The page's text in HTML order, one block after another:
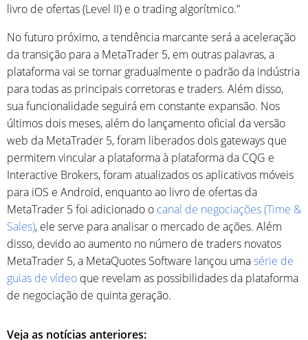
livro de ofertas (Level II) e o trading algorítmico."
No futuro próximo, a tendência marcante será a aceleração
da transição para a MetaTrader 5, em outras palavras, a
plataforma vai se tornar gradualmente o padrão da indústria
para todas as principais corretoras e traders. Além disso,
sua funcionalidade seguirá em constante expansão. Nos
últimos dois meses, além do lançamento oficial da versão
web da MetaTrader 5, foram liberados dois gateways que
permitem vincular a plataforma à plataforma da CQG e
Interactive Brokers, foram atualizados os aplicativos móveis
para iOS e Android, enquanto ao livro de ofertas da
MetaTrader 5 foi adicionado o canal de negociações (Time &
Sales), ele serve para analisar o mercado de ações. Além
disso, devido ao aumento no número de traders novatos
MetaTrader 5, a MetaQuotes Software lançou umasérie de
guias de vídeo que revelam as possibilidades da plataforma
de negociação de quinta geração.
Veja as notícias anteriores: